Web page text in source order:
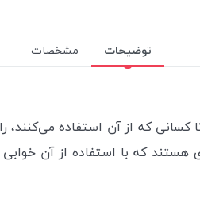
توضیحات مشخصات
که از آن استفاده
که با استفاده از آن